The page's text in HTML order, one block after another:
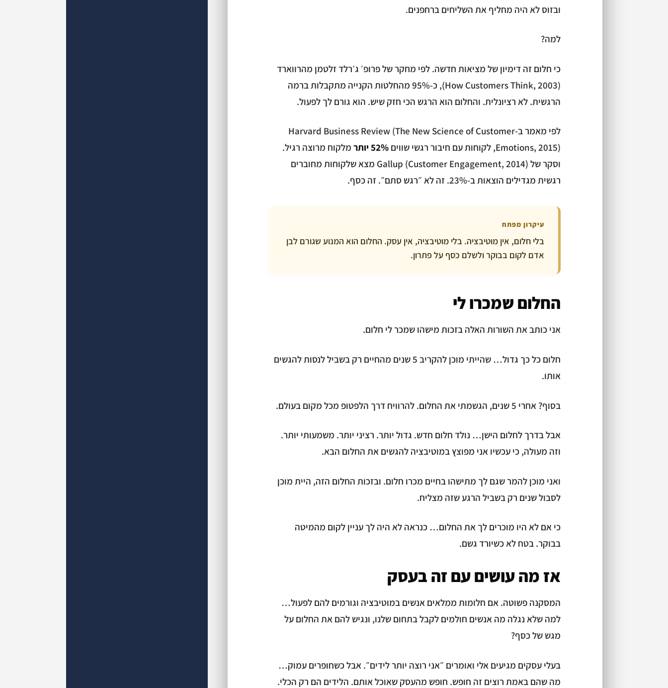
ובזוס לא היה מחליף את השליחים ברחפנים.
למה?
כי חלום זה דימיון של מציאות חדשה. לפי מחקר של פרופ׳ ג׳רלד זלטמן מהרווארד
(How Customers Think, 2003), כ-95% מהחלטות הקנייה מתקבלות ברמה
הרגשית. לא רציונלית. והחלום הוא הרגש הכי חזק שיש. הוא גורם לך לפעול.
לפי מאמר ב-Harvard Business Review (The New Science of Customer
Emotions, 2015), לקוחות עם חיבור רגשי שווים
52% יותר
מלקוח מרוצה רגיל.
וסקר של Gallup (Customer Engagement, 2014) מצא שלקוחות מחוברים
רגשית מגדילים הוצאות ב-23%. זה לא ״רגש סתם״. זה כסף.
עיקרון מפתח
בלי חלום, אין מוטיבציה. בלי מוטיבציה, אין עסק. החלום הוא המנוע שגורם לבן
אדם לקום בבוקר ולשלם כסף על פתרון.
החלום שמכרו לי
אני כותב את השורות האלה בזכות מישהו שמכר לי חלום.
חלום כל כך גדול… שהייתי מוכן להקריב 5 שנים מהחיים רק בשביל לנסות להגשים
אותו.
בסוף? אחרי 5 שנים, הגשמתי את החלום. להרוויח דרך הלפטופ מכל מקום בעולם.
אבל בדרך לחלום הישן… נולד חלום חדש. גדול יותר. רציני יותר. משמעותי יותר.
וזה מעולה, כי עכשיו אני מפוצץ במוטיבציה להגשים את החלום הבא.
ואני מוכן להמר שגם לך מתישהו בחיים מכרו חלום. ובזכות החלום הזה, היית מוכן
לסבול שנים רק בשביל הרגע שזה מצליח.
כי אם לא היו מוכרים לך את החלום… כנראה לא היה לך עניין לקום מהמיטה
בבוקר. בטח לא כשיורד גשם.
אז מה עושים עם זה בעסק
המסקנה פשוטה. אם חלומות ממלאים אנשים במוטיבציה וגורמים להם לפעול…
למה שלא נגלה מה אנשים חולמים לקבל בתחום שלנו, ונגיש להם את החלום על
מגש של כסף?
בעלי עסקים מגיעים אלי ואומרים ״אני רוצה יותר לידים״. אבל כשחופרים עמוק…
מה שהם באמת רוצים זה חופש. חופש מהעסק שאוכל אותם. הלידים הם רק הכלי.